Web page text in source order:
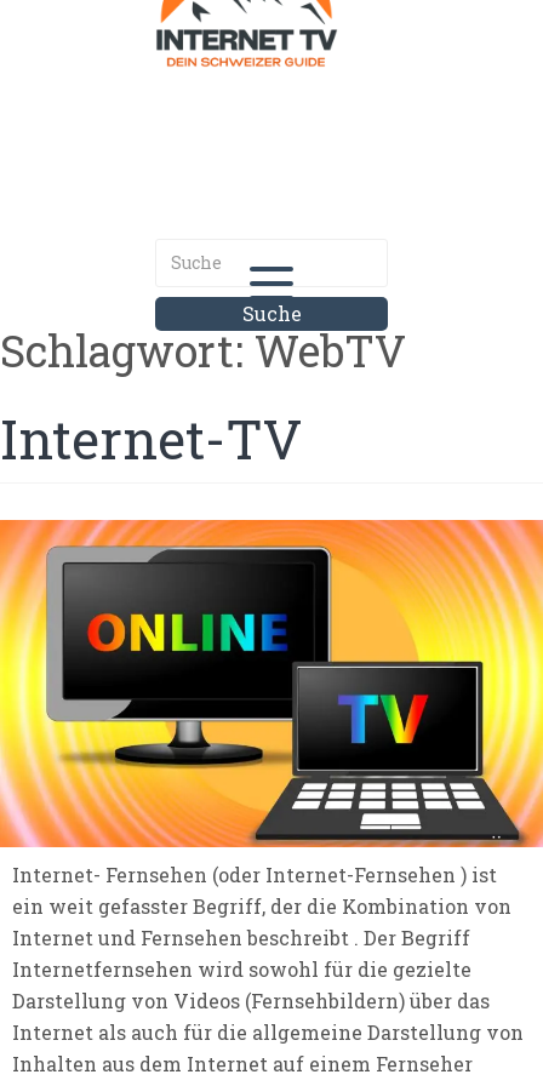
Schlagwort:WebTV
Internet-TV
Internet- Fernsehen (oder Internet-Fernsehen ) ist
ein weit gefasster Begriff, der die Kombination von
Internet und Fernsehen beschreibt . Der Begriff
Internetfernsehen wird sowohl für die gezielte
Darstellung von Videos (Fernsehbildern) über das
Internet als auch für die allgemeine Darstellung von
Inhalten aus dem Internet auf einem Fernseher